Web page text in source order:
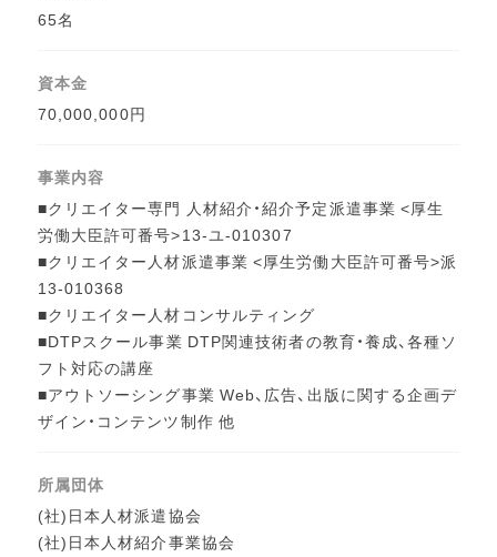
65名
資本金
70,000,000円
事業内容
■クリエイター専門 人材紹介・紹介予定派遣事業 <厚生
労働大臣許可番号>13-ユ-010307
■クリエイター人材派遣事業 <厚生労働大臣許可番号>派
13-010368
■クリエイター人材コンサルティング
■DTPスクール事業 DTP関連技術者の教育・養成、各種ソ
フト対応の講座
■アウトソーシング事業 Web、広告、出版に関する企画デ
ザイン・コンテンツ制作 他
所属団体
(社)日本人材派遣協会
(社)日本人材紹介事業協会